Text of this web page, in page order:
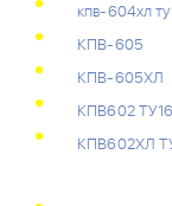
кпв-604хл
КПВ-605
КПВ-605ХЛ
КПВ602
КПВ602ХЛ